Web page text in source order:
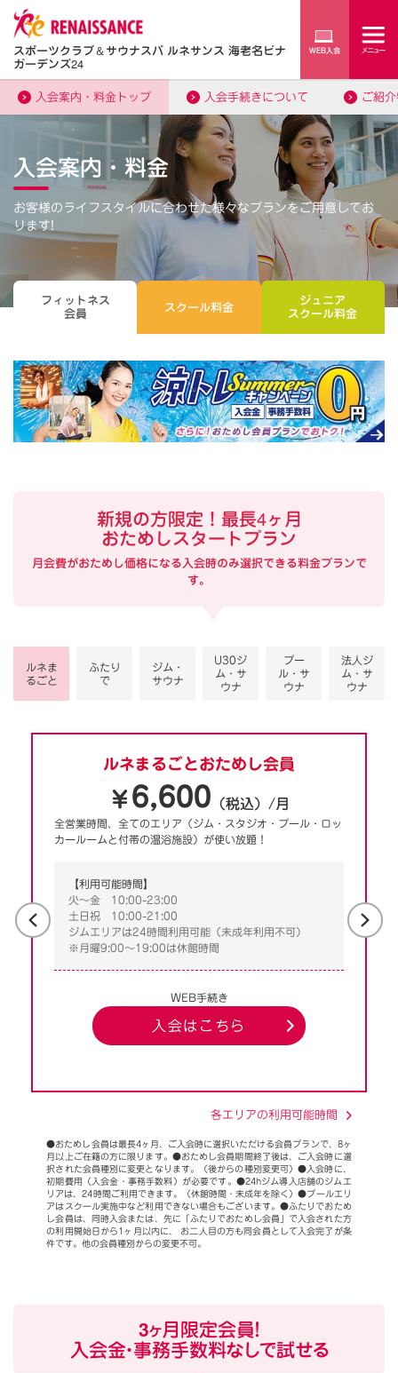
スポーツクラブ＆サウナスパ ルネサンス 海老名ビナ
ガーデンズ24
入会案内・料金トップ 入会手続きについて ご紹
入会案内・料金
お客様のライフスタイルに合わせた様々なプランをご用意してお
ります!
フィットネス
会員
スクール料金
ジュニア
スクール料金
新規の方限定！最長4ヶ月
おためしスタートプラン
月会費がおためし価格になる入会時のみ選択できる料金プランで
す。
ルネま
るごと
ふたり
で
ジム・
サウナ
U30ジ
ム・サ
ウナ
プー
ル・サ
ウナ
法人ジ
ム・サ
ウナ
ルネまるごとおためし会員
￥ 6,600 （税込）/月
全営業時間、全てのエリア（ジム・スタジオ・プール・ロッ
カールームと付帯の温浴施設）が使い放題！
【利用可能時間】
火～金 10:00-23:00
土日祝 10:00-21:00
ジムエリアは24時間利用可能（未成年利用不可）
※月曜9:00～19:00は休館時間
WEB手続き
入会はこちら
各エリアの利用可能時間
●おためし会員は最長4ヶ月、ご入会時に選択いただける会員プランで、8ヶ
月以上ご在籍の方に限ります。●おためし会員期間終了後は、ご入会時に選
択された会員種別に変更となります。（後からの種別変更可）●入会時に、
初期費用（入会金・事務手数料）が必要です。●24hジム導入店舗のジムエ
リアは、24時間ご利用できます。（休館時間・未成年を除く）●プールエリ
アはスクール実施中など利用できない場合もございます。●ふたりでおため
し会員は、同時入会または、先に「ふたりでおためし会員」で入会された方
の利用開始日から1ヶ月以内に、 お二人目の方も同会員として入会完了が条
件です。他の会員種別からの変更不可。
3ヶ月限定会員！
入会金・事務手数料なしで試せる